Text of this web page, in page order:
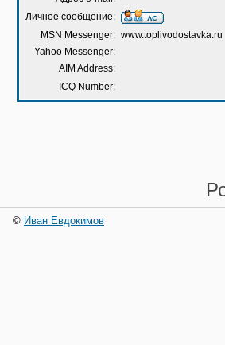
Личное сообщение:
MSN Messenger: www.toplivodostavka.ru
Yahoo Messenger:
AIM Address:
ICQ Number:
© Иван Евдокимов